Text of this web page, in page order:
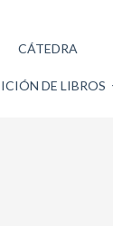
CÁTEDRA
DE LIBROS